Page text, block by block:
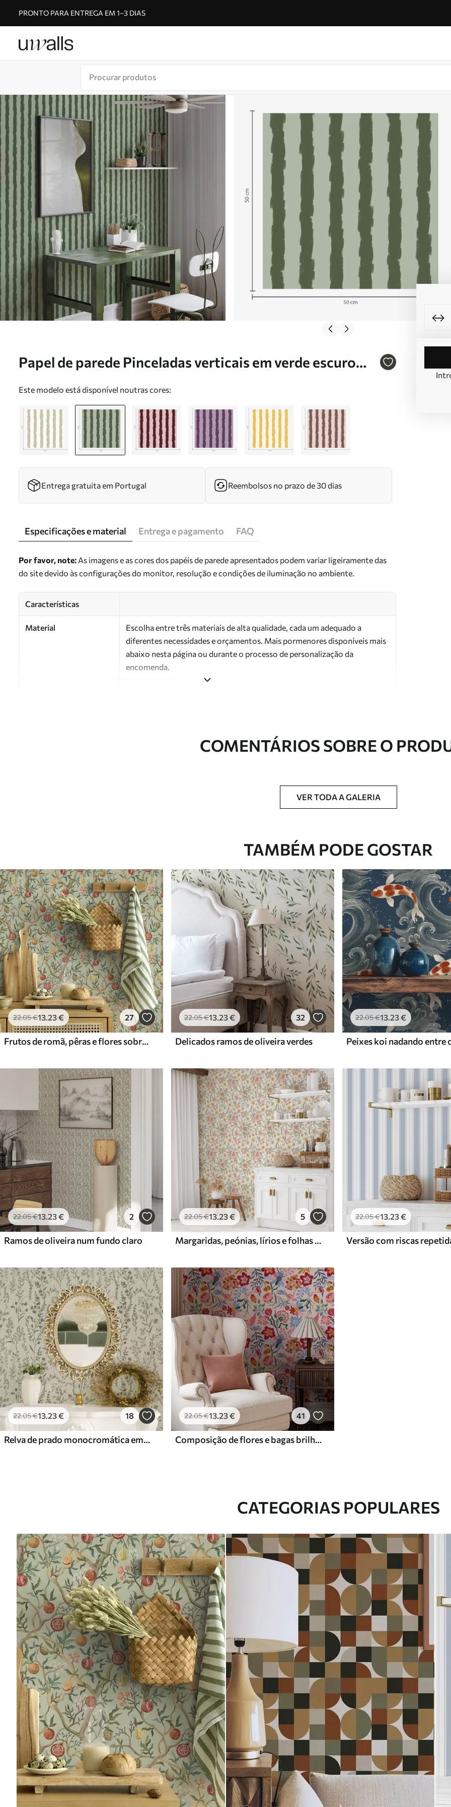
PRONTO PARA ENTREGA EM 1–3 DIAS
Papel de parede Pinceladas verticais em verde escuro
Este modelo está disponível noutras cores:
Entrega gratuita em Portugal Reembolsos no prazo de 30 dias
Especificações e material Entrega e pagamento FAQ
Por favor, note: As imagens e as cores dos papéis de parede apresentados podem variar ligeiramente das
do site devido às configurações do monitor, resolução e condições de iluminação no ambiente.
Características
Material
Escolha entre três materiais de alta qualidade, cada um adequado a
diferentes necessidades e orçamentos. Mais pormenores disponíveis mais
abaixo nesta página ou durante o processo de personalização da
encomenda.
Disponível com revestimento de verniz e/ou adesivo para papel de parede.
Pode ser limpo suavemente com uma esponja macia. Murais de parede
Materiais disponíveis
Standard
45.0027.00€/m²
Premium
56.67
Vinil Premium
65.0039 .00€/m²
COMENTÁRIOS SOBRE O
VER TODA A GALERIA
TAMBÉM PODE GOSTAR
22.05€13.23€ 27
Frutos de romã, pêras e flores sobre um fundo verde claro
22.05€13.23€ 32
Delicados ramos de oliveira verdes
22.05€13.23€
22.05€13.23€ 2
Ramos de oliveira num fundo claro
22.05€13.23€ 5
Margaridas, peónias, lírios e folhas em cores delicadas
22.05€13.23€
22.05€13.23€ 18
Relva de prado monocromática em estilo vintage
22.05€13.23€ 41
Composição de flores e bagas brilhantes com papagaios
CATEGORIAS POPULARES